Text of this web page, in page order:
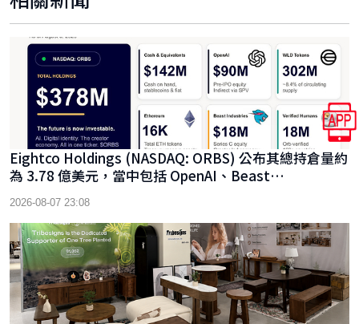
Eightco Holdings (NASDAQ: ORBS) 公布其總持倉量約
為 3.78 億美元，當中包括 OpenAI、Beast
代幣
2026-08-07 23:08